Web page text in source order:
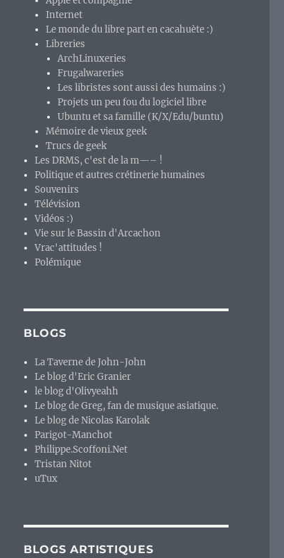
Internet
Le monde du libre part en cacahuète :)
Libreries
ArchLinuxeries
Frugalwareries
Les libristes sont aussi des humains :)
Projets un peu fou du logiciel libre
Ubuntu et sa famille (K/X/Edu/buntu)
Mémoire de vieux geek
Trucs de geek
Les DRMS, c'est de la m—– !
Politique et autres crétinerie humaines
Souvenirs
Télévision
Vidéos :)
Vie sur le Bassin d'Arcachon
Vrac'attitudes !
Polémique
BLOGS
La Taverne de John-John
Le blog d'Eric Granier
le blog d'Olivyeahh
Le blog de Greg, fan de musique asiatique.
Le blog de Nicolas Karolak
Parigot-Manchot
Philippe.Scoffoni.Net
Tristan Nitot
uTux
BLOGS ARTISTIQUES